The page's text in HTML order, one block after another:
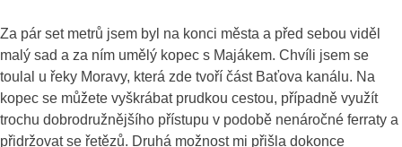
Za pár set metrů jsem byl na konci města a před sebou viděl
malý sad a za ním umělý kopec s Majákem. Chvíli jsem se
toulal u řeky Moravy, která zde tvoří část Baťova kanálu. Na
kopec se můžete vyškrábat prudkou cestou, případně využít
trochu dobrodružnějšího přístupu v podobě nenáročné ferraty a
přidržovat se řetězů. Druhá možnost mi přišla dokonce